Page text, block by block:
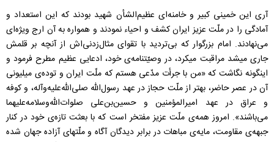
آری این خمینی کبیر و خامنه‌ای عظیم‌الشأن شهید بودند که این استعداد و
آمادگی را در ملّت عزیز ایران کشف و احیاء نمودند و همواره به آن ارج ویژه‌ای
می‌نهادند. امام بزرگوار که بی‌تردید با تقوای مثال‌زدنی‌اش از آنچه بر قلمش
جاری میشد مراقبت میکرد، در وصیّتنامه‌ی خود، ادعایی عظیم مطرح فرمود و
اینگونه نگاشت که «من با جرأت مدّعی هستم که ملّت ایران و توده‌ی میلیونی
آن در عصر حاضر، بهتر از ملّت حجاز در عهد رسول‌الله صلی‌الله‌علیه‌وآله، و کوفه
و عراق در عهد امیرالمؤمنین و حسین‌بن‌علی صلوات‌الله‌وسلامه‌علیهما
می‌باشند». امروز همه‌ی ملّت عزیز مفتخر است که با بعثت تازه‌ی خود در کنار
جبهه‌ی مقاومت، مایه‌ی مباهات در برابر دیدگان آگاه و ملّتهای آزاده جهان شده